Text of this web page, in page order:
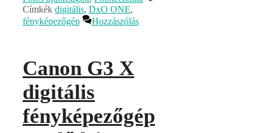
Címkék digitális, DxO ONE,
fényképezőgép
Hozzászólás
Canon G3 X
digitális
fényképezőgép